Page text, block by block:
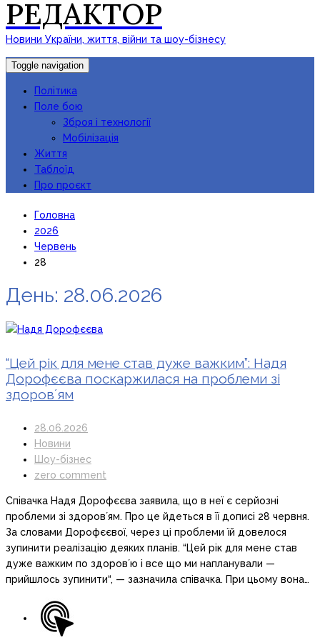
РЕДАКТОР
Новини України, життя, війни та шоу-бізнесу
Toggle navigation
Політика
Поле бою
Зброя і технології
Мобілізація
Життя
Таблоїд
Про проєкт
Головна
2026
Червень
28
День: 28.06.2026
“Цей рік для мене став дуже важким”: Надя
Дорофєєва поскаржилася на проблеми зі
здоровʼям
28.06.2026
Новини
Шоу-бізнес
zero comment
Співачка Надя Дорофєєва заявила, що в неї є серйозні
проблеми зі здоровʼям. Про це йдеться в її дописі 28 червня.
За словами Дорофєєвої, через ці проблеми їй довелося
зупинити реалізацію деяких планів. “Цей рік для мене став
дуже важким по здоровʼю і все що ми напланували —
прийшлось зупинити“, — зазначила співачка. При цьому вона…